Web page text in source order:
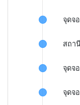
จุดจ
สถา
จุดจ
จุดจ